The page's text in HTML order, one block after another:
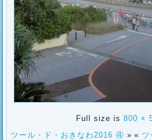
Full size is 800 ×
ツール・ド・おきなわ2016 ④ » «